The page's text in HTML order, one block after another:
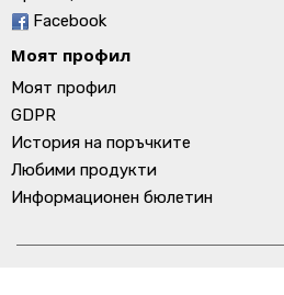
Facebook
Моят профил
Моят профил
GDPR
История на поръчките
Любими продукти
Информационен бюлетин